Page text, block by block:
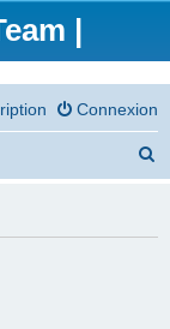
|
Connexion